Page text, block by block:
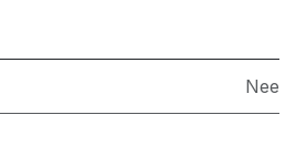
Nee